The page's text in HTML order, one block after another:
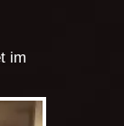
im